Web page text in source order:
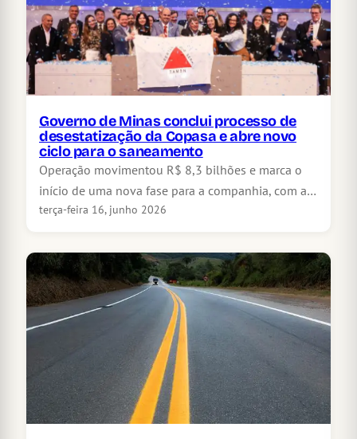
Governo de Minas conclui processo de
desestatização da Copasa e abre novo
ciclo para o saneamento
Operação movimentou R$ 8,3 bilhões e marca o
início de uma nova fase para a companhia, com a…
terça-feira 16, junho 2026